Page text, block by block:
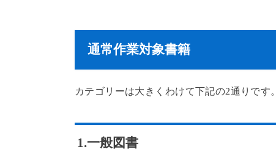
通常作業対象書籍
カテゴリーは大きくわけて下記の2通りです。
1.一般図書